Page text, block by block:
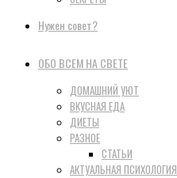
Нужен совет?
ОБО ВСЕМ НА СВЕТЕ
ДОМАШНИЙ УЮТ
ВКУСНАЯ ЕДА
ДИЕТЫ
РАЗНОЕ
СТАТЬИ
АКТУАЛЬНАЯ ПСИХОЛОГИЯ